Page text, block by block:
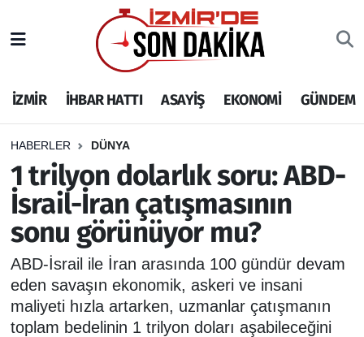
İZMİR İHBAR HATTI ASAYİŞ EKONOMİ GÜNDEM
HABERLER DÜNYA
1 trilyon dolarlık soru: ABD-
İsrail-İran çatışmasının
sonu görünüyor mu?
ABD-İsrail ile İran arasında 100 gündür devam
eden savaşın ekonomik, askeri ve insani
maliyeti hızla artarken, uzmanlar çatışmanın
toplam bedelinin 1 trilyon doları aşabileceğini
İHBAR HATTI
DEPREM
GENEL
EKONOMİ
SİYASET
SPOR
İzmir Nöbetçi Eczaneler
İzmir Hava Durumu
İzmir Namaz Vakitleri
İzmir Trafik Yoğunluk Haritası
Puan Durumu ve Fikstür
Tüm Manşetler
Son Dakika Haberleri